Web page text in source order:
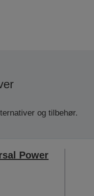
og tilbehør.
Power